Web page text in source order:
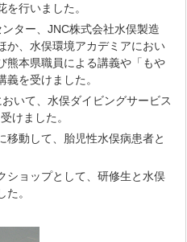
行いました。
ター、JNC株式会社水俣製造
か、水俣環境アカデミアにおい
熊本県職員による講義や「もや
を受けました。
いて、水俣ダイビングサービス
けました。
移動して、胎児性水俣病患者と
ショップとして、研修生と水俣
。